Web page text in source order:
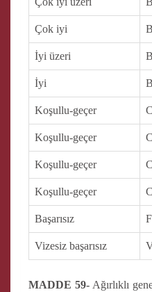
Çok iyi
İyi üzeri
İyi
Koşullu-geçer
Koşullu-geçer
Koşullu-geçer
Koşullu-geçer
Başarısız
Vizesiz başarısız
MADDE 59-Ağırlıklı